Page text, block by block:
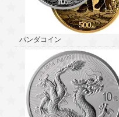
パンダコイン